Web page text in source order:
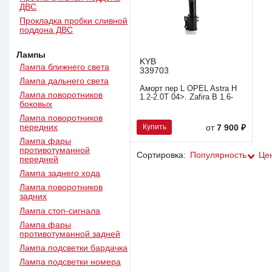
ДВС
Прокладка пробки сливной
поддона ДВС
Лампы
Лампа ближнего света
Лампа дальнего света
Лампа поворотников
боковых
Лампа поворотников
передних
Лампа фары
противотуманной
передней
Лампа заднего хода
Лампа поворотников
задних
Лампа стоп-сигнала
Лампа фары
противотуманной задней
Лампа подсветки бардачка
Лампа подсветки номера
KYB
339703
Аморт пер L OPEL Astra H
1.2-2.0T 04>. Zafira B 1.6-
Купить от7 900 ₽
Сортировка: Популярность